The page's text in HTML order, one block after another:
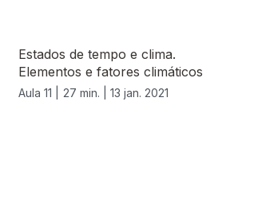
Estados de tempo e clima.
Elementos e fatores climáticos
Aula 11 | 27 min. | 13 jan. 2021